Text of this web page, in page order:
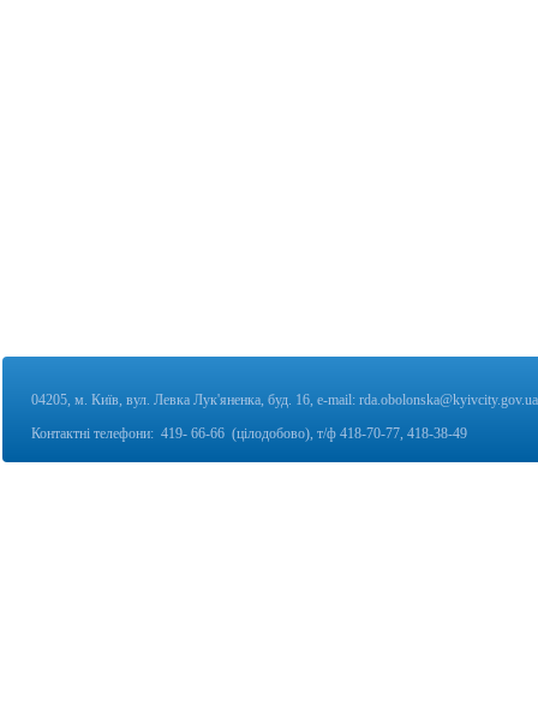
04205, м. Київ, вул. Левка Лук'яненка, буд. 16, e-mail: rda.obolonska@kyivcity.gov.ua
Контактні телефони: 419- 66-66 (цілодобово), т/ф 418-70-77, 418-38-49